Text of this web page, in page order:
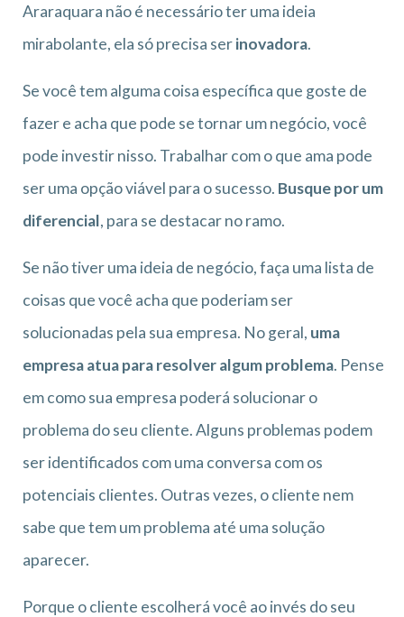
Araraquara não é necessário ter uma ideia
mirabolante, ela só precisa serinovadora.
Se você tem alguma coisa específica que goste de
fazer e acha que pode se tornar um negócio, você
pode investir nisso. Trabalhar com o que ama pode
ser uma opção viável para o sucesso. Busque por um
diferencial, para se destacar no ramo.
Se não tiver uma ideia de negócio, faça uma lista de
coisas que você acha que poderiam ser
solucionadas pela sua empresa. No geral, uma
empresa atua para resolver algum problema. Pense
em como sua empresa poderá solucionar o
problema do seu cliente. Alguns problemas podem
ser identificados com uma conversa com os
potenciais clientes. Outras vezes, o cliente nem
sabe que tem um problema até uma solução
aparecer.
Porque o cliente escolherá você ao invés do seu